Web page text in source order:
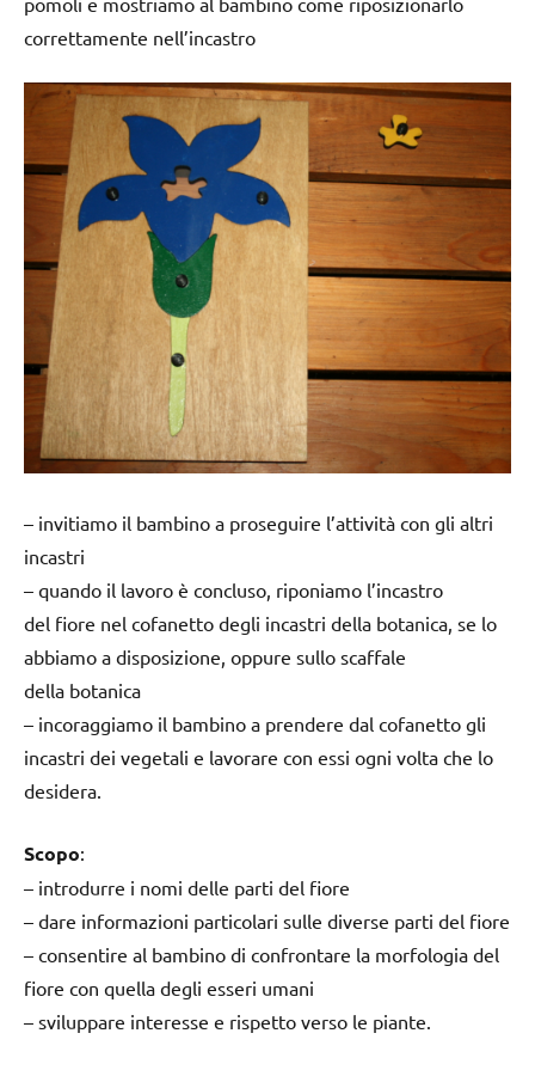
correttamente nell’incastro
– invitiamo il bambino a proseguire l’attività con gli altri
incastri
– quando il lavoro è concluso, riponiamo l’incastro
del fiore nel cofanetto degli incastri della botanica, se lo
abbiamo a disposizione, oppure sullo scaffale
della botanica
– incoraggiamo il bambino a prendere dal cofanetto gli
incastri dei vegetali e lavorare con essi ogni volta che lo
desidera.
Scopo:
– introdurre i nomi delle parti del fiore
– dare informazioni particolari sulle diverse parti del fiore
– consentire al bambino di confrontare la morfologia del
fiore con quella degli esseri umani
– sviluppare interesse e rispetto verso le piante.